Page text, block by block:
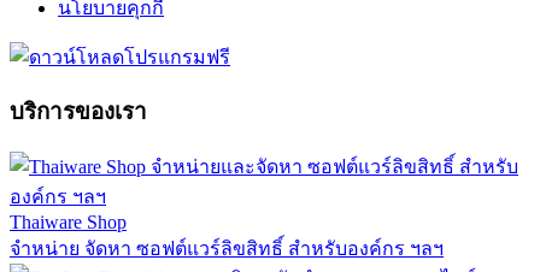
นโยบายคุกกี้
บริการของเรา
Thaiware Shop
จำหน่าย จัดหา ซอฟต์แวร์ลิขสิทธิ์ สำหรับองค์กร ฯลฯ